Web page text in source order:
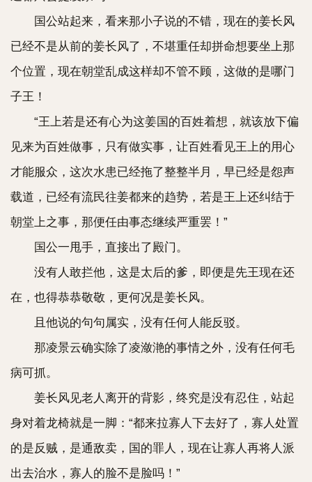
国公站起来，看来那小子说的不错，现在的姜长风
已经不是从前的姜长风了，不堪重任却拼命想要坐上那
个位置，现在朝堂乱成这样却不管不顾，这做的是哪门
子王！
“王上若是还有心为这姜国的百姓着想，就该放下偏
见来为百姓做事，只有做实事，让百姓看见王上的用心
才能服众，这次水患已经拖了整整半月，早已经是怨声
载道，已经有流民往姜都来的趋势，若是王上还纠结于
朝堂上之事，那便任由事态继续严重罢！”
国公一甩手，直接出了殿门。
没有人敢拦他，这是太后的爹，即便是先王现在还
在，也得恭恭敬敬，更何况是姜长风。
且他说的句句属实，没有任何人能反驳。
那凌景云确实除了凌潋滟的事情之外，没有任何毛
病可抓。
姜长风见老人离开的背影，终究是没有忍住，站起
身对着龙椅就是一脚：“都来拉寡人下去好了，寡人处置
的是反贼，是通敌卖，国的罪人，现在让寡人再将人派
出去治水，寡人的脸不是脸吗！”